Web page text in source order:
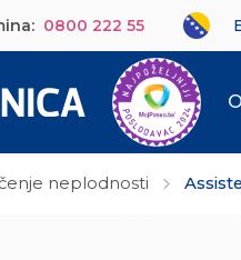
0800 222 55
Select
neplodnosti